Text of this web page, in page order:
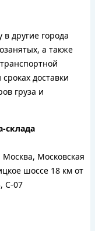
другие города
а также
доставки
груза и
склада
Московская
шоссе 18 км от
С-07